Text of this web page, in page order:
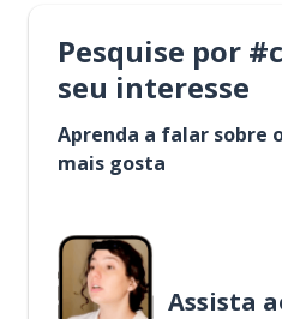
Pesquise por
seu interesse
Aprenda a falar sobre
mais gosta
Assista